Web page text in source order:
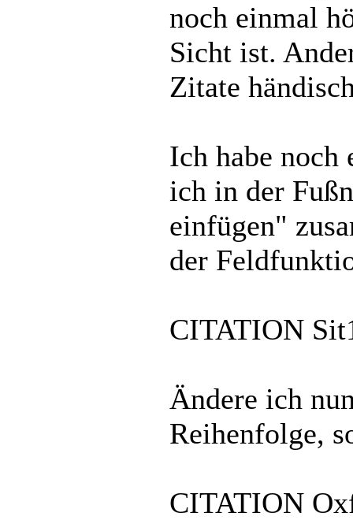
noch einmal
Sicht ist.
Zitate
Ich habe noch
ich in der
einfügen"
der
CITATION
Ändere ich
Reihenfolge,
CITATION